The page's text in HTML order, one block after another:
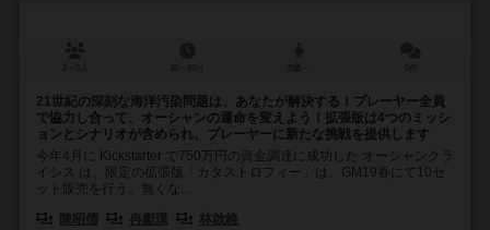
21世紀の深刻な海洋汚染問題は、あなたが解決する！プレーヤー全員
で協力し合って、オーシャンの運命を変えよう！拡張版は4つのミッシ
ョンとシナリオが含められ、プレーヤーに新たな挑戦を提供します
今年4月に Kickstarter で750万円の資金調達に成功した オーシャンクラ
イシス は、限定の拡張版「カタストロフィー」は、GM19春にて10セ
ット販売を行う。無くな...
陳昭儒
冉獻璞 林啟維